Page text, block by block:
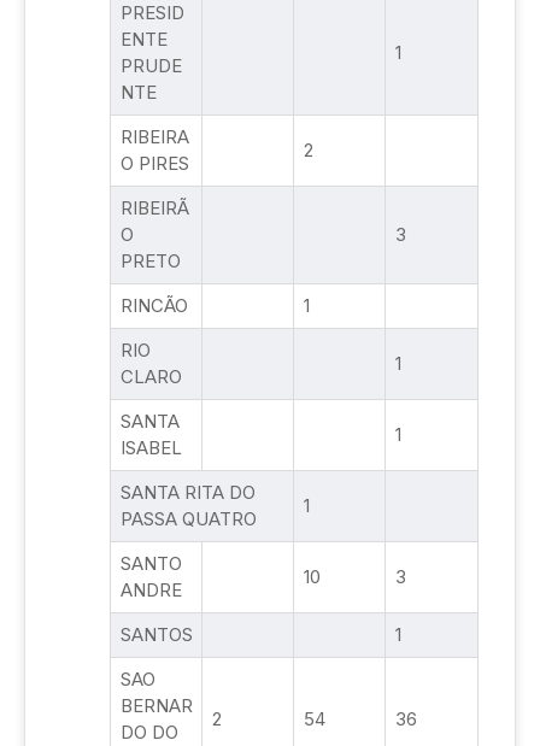
PRESID
ENTE
PRUDE
NTE
1
RIBEIRA
O PIRES
2
RIBEIRÃ
O
PRETO
3
RINCÃO
1
RIO
CLARO
1
SANTA
ISABEL
1
SANTA RITA DO
PASSA QUATRO
1
SANTO
ANDRE
10 3
SANTOS
1
SAO
BERNAR
DO DO
2 54 36